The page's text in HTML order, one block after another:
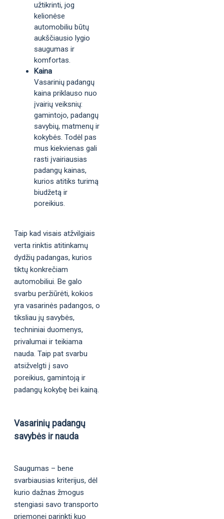
užtikrinti, jog
kelionėse
automobiliu būtų
aukščiausio lygio
saugumas ir
komfortas.
Kaina
Vasarinių padangų
kaina priklauso nuo
įvairių veiksnių:
gamintojo, padangų
savybių, matmenų ir
kokybės. Todėl pas
mus kiekvienas gali
rasti įvairiausias
padangų kainas,
kurios atitiks turimą
biudžetą ir
poreikius.
Taip kad visais atžvilgiais
verta rinktis atitinkamų
dydžių padangas, kurios
tiktų konkrečiam
automobiliui. Be galo
svarbu peržiūrėti, kokios
yra vasarinės padangos, o
tiksliau jų savybės,
techniniai duomenys,
privalumai ir teikiama
nauda. Taip pat svarbu
atsižvelgti į savo
poreikius, gamintoją ir
padangų kokybę bei kainą.
Vasarinių padangų
savybės ir nauda
Saugumas – bene
svarbiausias kriterijus, dėl
kurio dažnas žmogus
stengiasi savo transporto
priemonei parinkti kuo